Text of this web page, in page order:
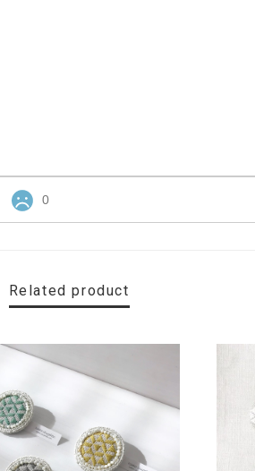
0
Related product